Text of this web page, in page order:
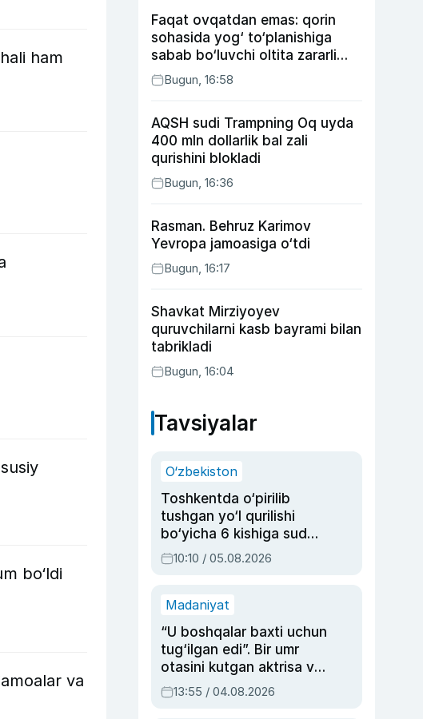
ham
bo‘ldi
va
Faqat ovqatdan emas: qorin
sohasida yog‘ to‘planishiga
sabab bo‘luvchi oltita zararli
odatBugun, 16:58
AQSH sudi Trampning Oq uyda
400 mln dollarlik bal zali
qurishini blokladi
Bugun, 16:36
Rasman. Behruz Karimov
Yevropa jamoasiga o‘tdi
Bugun, 16:17
Shavkat Mirziyoyev
quruvchilarni kasb bayrami bilan
tabrikladi
Bugun, 16:04
Tavsiyalar
O‘zbekiston
Toshkentda o‘pirilib
tushgan yo‘l qurilishi
bo‘yicha 6 kishiga sud
hukmi o‘qildi
10:10 / 05.08.2026
Madaniyat
“U boshqalar baxti uchun
tug‘ilgan edi”. Bir umr
otasini kutgan aktrisa va
dublyaj ustasi Rimma
Ahmedovaning
13:55 / 04.08.2026